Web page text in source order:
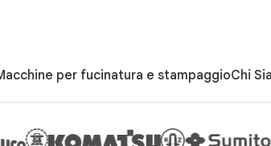
per fucinatura e stampaggioChi